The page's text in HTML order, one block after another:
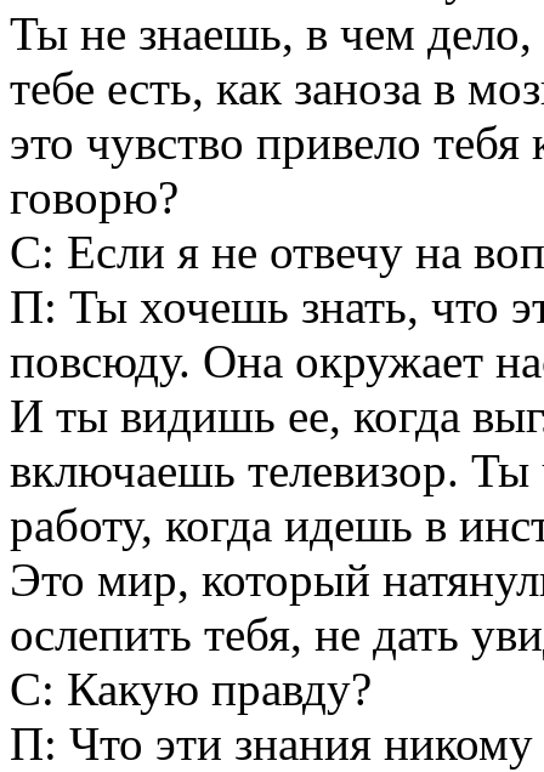
Ты не знаешь, в чем
тебе есть, как заноза в
это чувство привело
говорю?
С: Если я не отвечу на
П: Ты хочешь знать, что
повсюду. Она окружает
И ты видишь ее, когда
включаешь телевизор. Ты
работу, когда идешь в
Это мир, который
ослепить тебя, не дать
С: Какую правду?
П: Что эти знания